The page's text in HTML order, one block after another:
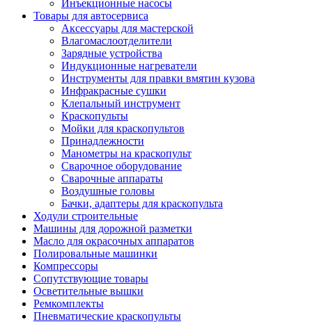
Инъекционные насосы
Товары для автосервиса
Аксессуары для мастерской
Влагомаслоотделители
Зарядные устройства
Индукционные нагреватели
Инструменты для правки вмятин кузова
Инфракрасные сушки
Клепальный инструмент
Краскопульты
Мойки для краскопультов
Принадлежности
Манометры на краскопульт
Сварочное оборудование
Сварочные аппараты
Воздушные головы
Бачки, адаптеры для краскопульта
Ходули строительные
Машины для дорожной разметки
Масло для окрасочных аппаратов
Полировальные машинки
Компрессоры
Сопутствующие товары
Осветительные вышки
Ремкомплекты
Пневматические краскопульты